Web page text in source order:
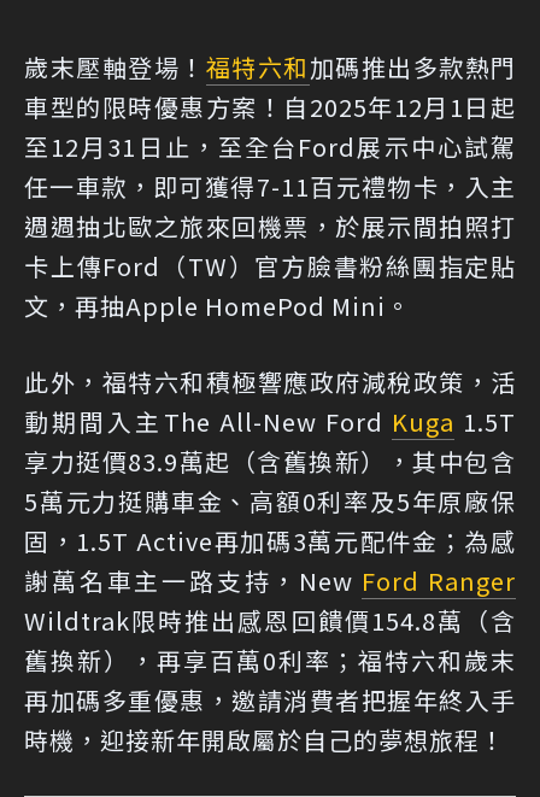
歲末壓軸登場！ 福特六和加碼推出多款熱門
車型的限時優惠方案！自2025年12月1日起
至12月31日止，至全台Ford展示中心試駕
任一車款，即可獲得7-11百元禮物卡，入主
週週抽北歐之旅來回機票，於展示間拍照打
卡上傳Ford（TW）官方臉書粉絲團指定貼
文，再抽Apple HomePod Mini。
此外，福特六和積極響應政府減稅政策，活
動期間入主The All-New Ford Kuga 1.5T
享力挺價83.9萬起（含舊換新），其中包含
5萬元力挺購車金、高額0利率及5年原廠保
固，1.5T Active再加碼3萬元配件金；為感
謝萬名車主一路支持，New Ford Ranger
Wildtrak限時推出感恩回饋價154.8萬（含
舊換新），再享百萬0利率；福特六和歲末
再加碼多重優惠，邀請消費者把握年終入手
時機，迎接新年開啟屬於自己的夢想旅程！